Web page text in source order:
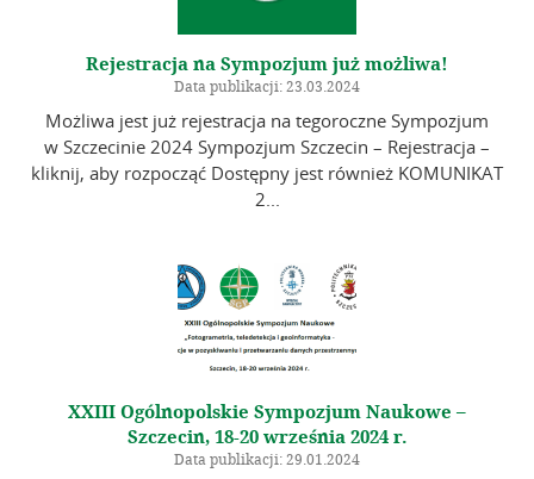
Rejestracja na Sympozjum już możliwa!
Data publikacji: 23.03.2024
Możliwa jest już rejestracja na tegoroczne Sympozjum
w Szczecinie 2024 Sympozjum Szczecin – Rejestracja –
kliknij, aby rozpocząć Dostępny jest również KOMUNIKAT
2...
XXIII Ogólnopolskie Sympozjum Naukowe –
Szczecin, 18-20 września 2024 r.
Data publikacji: 29.01.2024